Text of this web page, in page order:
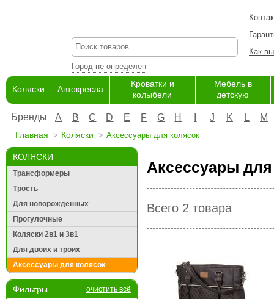
Город не определен
Как
Коляски Автокресла
Кроватки и
колыбели
Мебель в
детскую
Бренды A B C D E F G H J K L M
Главная Коляски Аксессуары для колясок
КОЛЯСКИ
Трансформеры
Трость
Для новорожденных
Прогулочные
Коляски 2в1 и 3в1
Для двоих и троих
Аксессуары для колясок
Фильтры очистить всё
Аксессуары для
Всего 2 товара